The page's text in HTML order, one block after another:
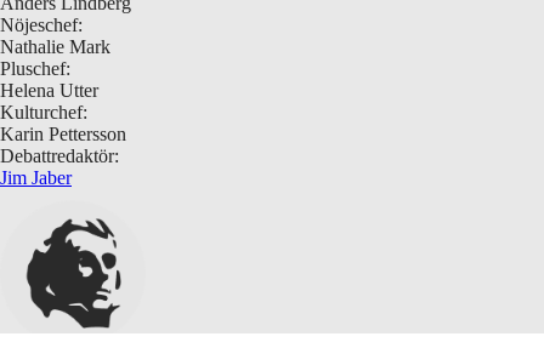
Nöjeschef:
Nathalie Mark
Pluschef:
Helena Utter
Kulturchef:
Karin Pettersson
Debattredaktör:
Jim Jaber